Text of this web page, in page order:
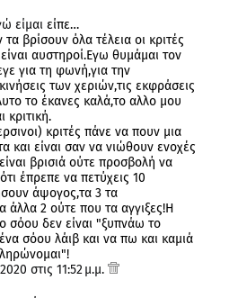
είμαι είπε…
βρίσουν όλα τέλεια οι κριτές
αυστηροί.Εγω θυμάμαι τον
για τη φωνή,για την
των χεριών,τις εκφράσεις
το έκανες καλά,το αλλο μου
κριτική.
κριτές πάνε να πουν μια
και είναι σαν να νιώθουν ενοχές
βρισιά ούτε προσβολή να
έπρεπε να πετύχεις 10
άψογος,τα 3 τα
άλλα 2 ούτε που τα αγγιξες!Η
σόου δεν είναι "ξυπνάω το
σόου λάιβ και να πω και καμιά
στις 11:52 μ.μ.